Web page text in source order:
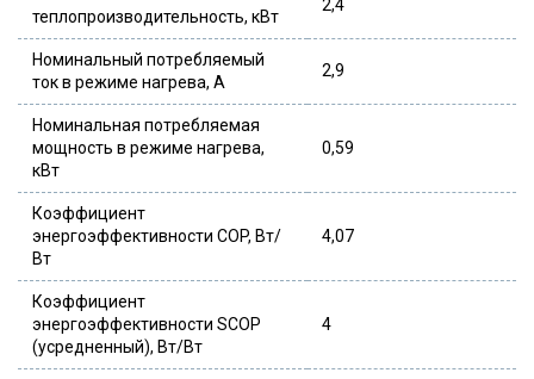
теплопроизводительность, кВт
2,4
Номинальный потребляемый
ток в режиме нагрева, A
2,9
Номинальная потребляемая
мощность в режиме нагрева,
кВт
0,59
Коэффициент
энергоэффективности COP, Вт/
Вт
4,07
Коэффициент
энергоэффективности SCOP
(усредненный), Вт/Вт
4